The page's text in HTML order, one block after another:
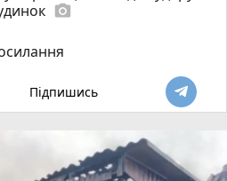
photo_camera
Підпишись